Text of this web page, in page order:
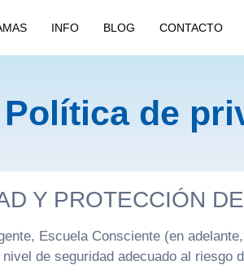
INFO BLOG CONTACTO
Política de
Y PROTECCIÓN
Escuela Consciente (en
de seguridad adecuado al riesgo